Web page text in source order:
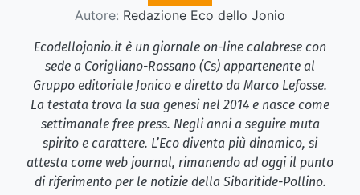
Autore: Redazione Eco dello Jonio
Ecodellojonio.it è un giornale on-line calabrese con
sede a Corigliano-Rossano (Cs) appartenente al
Gruppo editoriale Jonico e diretto da Marco Lefosse.
La testata trova la sua genesi nel 2014 e nasce come
settimanale free press. Negli anni a seguire muta
spirito e carattere. L’Eco diventa più dinamico, si
attesta come web journal, rimanendo ad oggi il punto
di riferimento per le notizie della Sibaritide-Pollino.